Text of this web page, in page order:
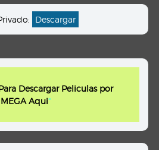
Descargar
Descargar Peliculas por
MEGA Aqui"